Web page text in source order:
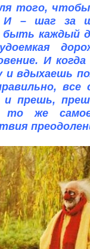
того, чтобы
И – шаг за
каждый
И
и вдыхаешь
все
и прешь,
же